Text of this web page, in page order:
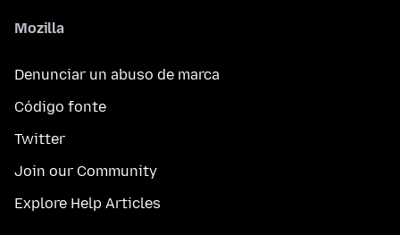
Mozilla
Denunciar un abuso de marca
Código fonte
Twitter
Join our Community
Explore Help Articles